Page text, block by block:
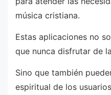
música cristiana.
Estas aplicaciones no
que nunca disfrutar de
Sino que también
espiritual de los